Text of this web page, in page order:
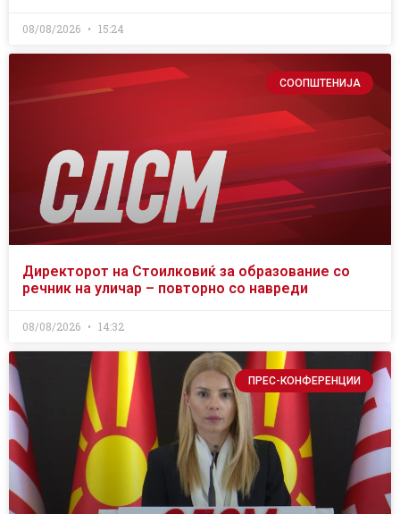
08/08/2026 15:24
СООПШТЕНИЈА
Директорот на Стоилковиќ за образование со
речник на уличар – повторно со навреди
08/08/2026 14:32
ПРЕС-КОНФЕРЕНЦИИ